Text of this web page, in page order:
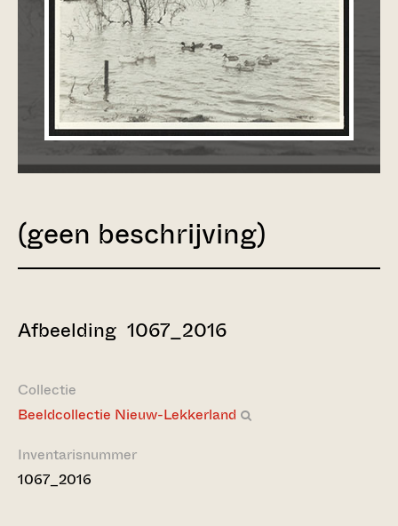
(geen beschrijving)
Afbeelding 1067_2016
Collectie
Beeldcollectie Nieuw-Lekkerland
Inventarisnummer
1067_2016